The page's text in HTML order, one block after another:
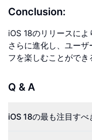
Conclusion:
iOS 18のリリースに
さらに進化し、ユー
フを楽しむことができ
Q & A
iOS 18の最も注目すべ